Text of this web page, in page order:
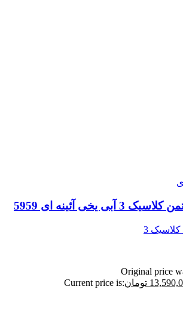
یخی آئینه ای 5959
3
Original price
تومان
Current price is: